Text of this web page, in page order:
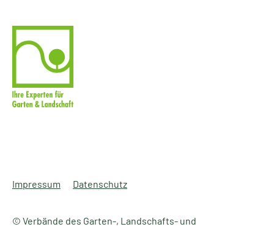
© Verbände des Garten-, Landschafts- und
Impressum Datenschutz